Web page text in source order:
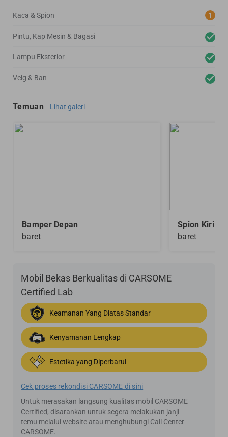
Kaca & Spion 1
Pintu, Kap Mesin & Bagasi
Lampu Eksterior
Velg & Ban
Temuan Lihat galeri
Bamper Depan
baret
Spion Kiri
baret
Mobil Bekas Berkualitas di CARSOME
Certified Lab
Keamanan Yang Diatas Standar
Kenyamanan Lengkap
Estetika yang Diperbarui
Cek proses rekondisi CARSOME di sini
Untuk merasakan langsung kualitas mobil CARSOME
Certified, disarankan untuk segera melakukan janji
temu melalui website atau menghubungi Call Center
CARSOME.